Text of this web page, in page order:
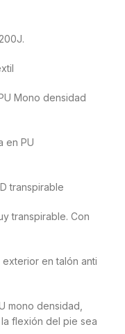
Mono densidad
en PU
transpirable
transpirable. Con
en talón anti
mono densidad,
flexión del pie sea